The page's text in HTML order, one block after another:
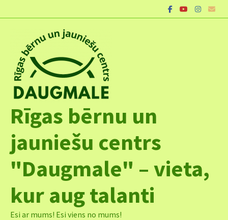
to
Rīgas bērnu un
jauniešu centrs
"Daugmale" – vieta,
kur aug talanti
Esi ar mums! Esi viens no mums!